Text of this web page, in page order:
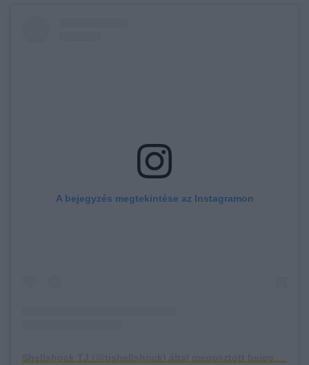
A bejegyzés megtekintése az Instagramon